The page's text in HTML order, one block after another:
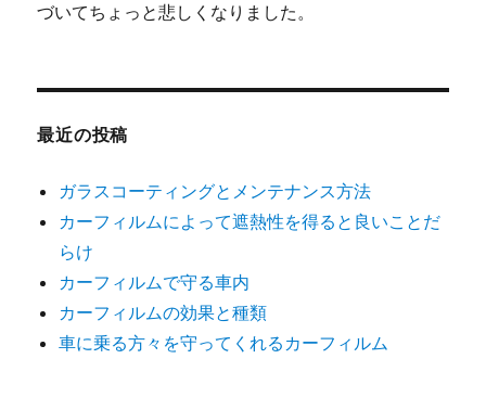
づいてちょっと悲しくなりました。
最近の投稿
ガラスコーティングとメンテナンス方法
カーフィルムによって遮熱性を得ると良いことだ
らけ
カーフィルムで守る車内
カーフィルムの効果と種類
車に乗る方々を守ってくれるカーフィルム